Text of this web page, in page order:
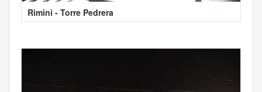
Rimini - Torre Pedrera